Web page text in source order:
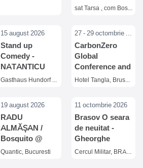
sat Tarsa , com Bosorod
15 august 2026
Stand up
Comedy -
NATANTICU
Gasthaus Hundorf Viisoara,
CarbonZero
Global
Conference and
Exhibition 2026Hotel Tangla, Brussels
19 august 2026
RADU
ALMĂȘAN /
Bosquito @
Quantic
Quantic, Bucuresti
11 octombrie 2026
Brasov O seara
de neuitat -
Gheorghe
Gheorghiu si
Cercul Militar, BRASOV